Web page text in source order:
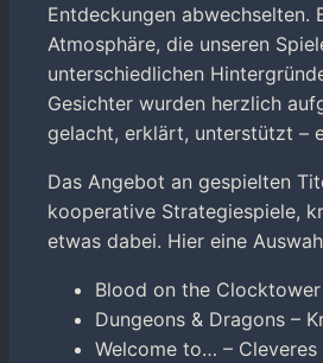
Entdeckungen
Atmosphäre, die unseren
unterschiedlichen
Gesichter wurden herzlich
gelacht, erklärt, unterstützt –
Das Angebot an gespielten
kooperative Strategiespiele,
etwas dabei. Hier eine
Blood on the
Dungeons & Dragons –
Welcome to… –